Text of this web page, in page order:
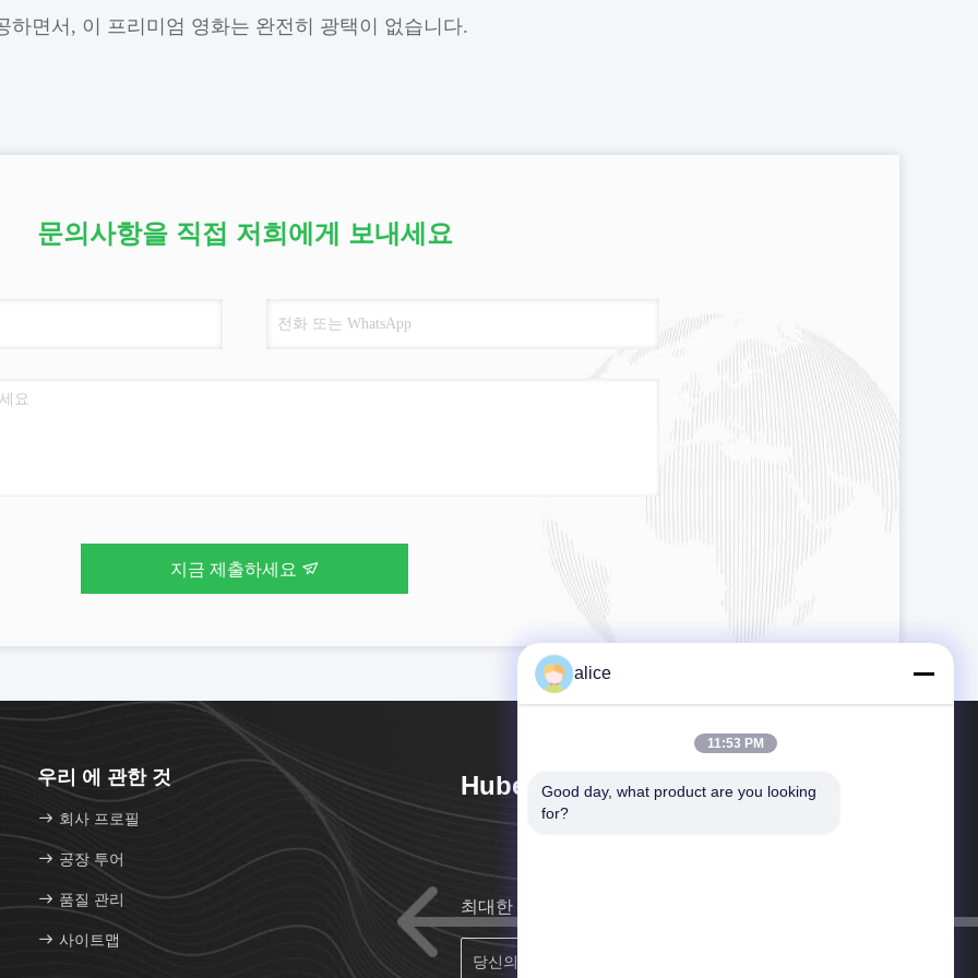
하면서, 이 프리미엄 영화는 완전히 광택이 없습니다.
문의사항을 직접 저희에게 보내세요
지금 제출하세요
우리 에 관한 것
회사 프로필
공장 투어
품질 관리
사이트맵
Hubei HYF Packaging Co., Ltd.
최대한 빨리 연락할게요
alice
11:53 PM
Good day, what product are you looking
for?